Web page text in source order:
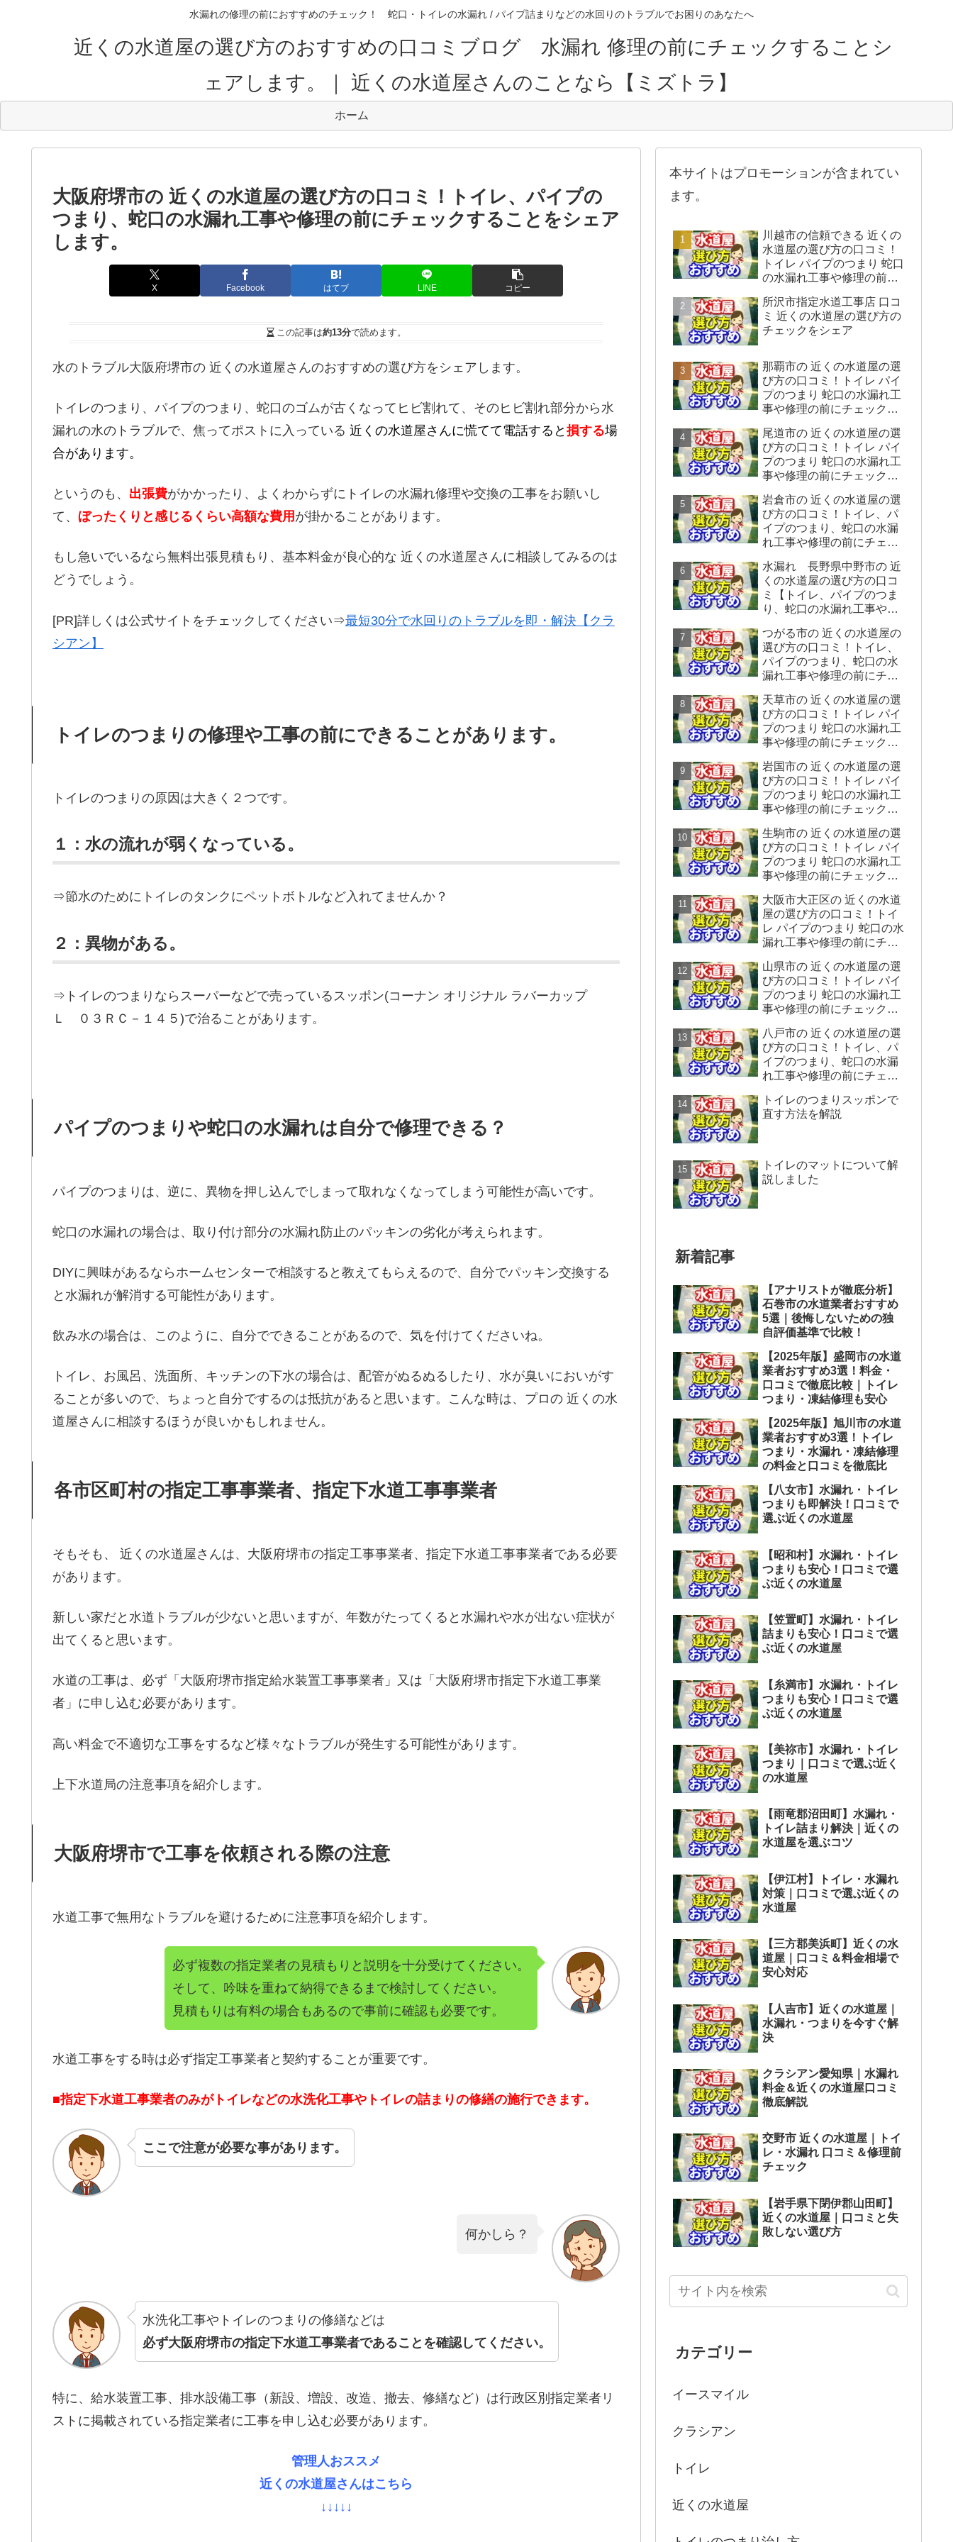
水漏れの修理の前におすすめのチェック！ 蛇口・トイレの水漏れ / パイプ詰まりなどの水回りのトラブルでお困りのあなたへ
近くの水道屋の選び方のおすすめの口コミブログ 水漏れ 修理の前にチェックすることシ
ェアします。｜ 近くの水道屋さんのことなら【ミズトラ】
ホーム
大阪府堺市の 近くの水道屋の選び方の口コミ！トイレ、パイプの
つまり、蛇口の水漏れ工事や修理の前にチェックすることをシェア
します。
X Facebook はてブ LINE コピー
この記事は約13分で読めます。
水のトラブル大阪府堺市の 近くの水道屋さんのおすすめの選び方をシェアします。
トイレのつまり、パイプのつまり、蛇口のゴムが古くなってヒビ割れて、そのヒビ割れ部分から水
漏れの水のトラブルで、焦ってポストに入っている 近くの水道屋さんに慌てて電話すると 損する場
合があります。
というのも、 出張費がかかったり、よくわからずにトイレの水漏れ修理や交換の工事をお願いし
て、 ぼったくりと感じるくらい高額な費用 が掛かることがあります。
もし急いでいるなら無料出張見積もり、基本料金が良心的な 近くの水道屋さんに相談してみるのは
どうでしょう。
[PR]詳しくは公式サイトをチェックしてください⇒最短30分で水回りのトラブルを即・解決【クラ
シアン】
トイレのつまりの修理や工事の前にできることがあります。
トイレのつまりの原因は大きく２つです。
１：水の流れが弱くなっている。
⇒節水のためにトイレのタンクにペットボトルなど入れてませんか？
２：異物がある。
⇒トイレのつまりならスーパーなどで売っているスッポン(コーナン オリジナル ラバーカップ
Ｌ ０３ＲＣ－１４５)で治ることがあります。
パイプのつまりや蛇口の水漏れは自分で修理できる？
パイプのつまりは、逆に、異物を押し込んでしまって取れなくなってしまう可能性が高いです。
蛇口の水漏れの場合は、取り付け部分の水漏れ防止のパッキンの劣化が考えられます。
DIYに興味があるならホームセンターで相談すると教えてもらえるので、自分でパッキン交換する
と水漏れが解消する可能性があります。
飲み水の場合は、このように、自分でできることがあるので、気を付けてくださいね。
トイレ、お風呂、洗面所、キッチンの下水の場合は、配管がぬるぬるしたり、水が臭いにおいがす
ることが多いので、ちょっと自分でするのは抵抗があると思います。こんな時は、プロの 近くの水
道屋さんに相談するほうが良いかもしれません。
各市区町村の指定工事事業者、指定下水道工事事業者
そもそも、 近くの水道屋さんは、大阪府堺市の指定工事事業者、指定下水道工事事業者である必要
があります。
新しい家だと水道トラブルが少ないと思いますが、年数がたってくると水漏れや水が出ない症状が
出てくると思います。
水道の工事は、必ず「大阪府堺市指定給水装置工事事業者」又は「大阪府堺市指定下水道工事業
者」に申し込む必要があります。
高い料金で不適切な工事をするなど様々なトラブルが発生する可能性があります。
上下水道局の注意事項を紹介します。
大阪府堺市で工事を依頼される際の注意
水道工事で無用なトラブルを避けるために注意事項を紹介します。
必ず複数の指定業者の見積もりと説明を十分受けてください。
そして、吟味を重ねて納得できるまで検討してください。
見積もりは有料の場合もあるので事前に確認も必要です。
水道工事をする時は必ず指定工事業者と契約することが重要です。
■指定下水道工事業者のみがトイレなどの水洗化工事やトイレの詰まりの修繕の施行できます。
ここで注意が必要な事があります。
何かしら？
水洗化工事やトイレのつまりの修繕などは
必ず大阪府堺市の指定下水道工事業者であることを確認してください。
特に、給水装置工事、排水設備工事（新設、増設、改造、撤去、修繕など）は行政区別指定業者リ
ストに掲載されている指定業者に工事を申し込む必要があります。
管理人おススメ
近くの水道屋さんはこちら
↓↓↓↓↓
本サイトはプロモーションが含まれてい
ます。
川越市の信頼できる 近くの
水道屋の選び方の口コミ！
トイレ パイプのつまり 蛇口
の水漏れ工事や修理の前に
します。
所沢市指定水道工事店 口コ
ミ 近くの水道屋の選び方の
チェックをシェア
那覇市の 近くの水道屋の選
び方の口コミ！トイレ パイ
プのつまり 蛇口の水漏れ工
事や修理の前にチェックす
尾道市の 近くの水道屋の選
び方の口コミ！トイレ パイ
プのつまり 蛇口の水漏れ工
事や修理の前にチェックす
岩倉市の 近くの水道屋の選
び方の口コミ！トイレ、パ
イプのつまり、蛇口の水漏
れ工事や修理の前にチェッ
す。
水漏れ 長野県中野市の 近
くの水道屋の選び方の口コ
ミ【トイレ、パイプのつま
り、蛇口の水漏れ工事や修
をシェアします】
つがる市の 近くの水道屋の
選び方の口コミ！トイレ、
パイプのつまり、蛇口の水
漏れ工事や修理の前にチェ
す。
天草市の 近くの水道屋の選
び方の口コミ！トイレ パイ
プのつまり 蛇口の水漏れ工
事や修理の前にチェックす
岩国市の 近くの水道屋の選
び方の口コミ！トイレ パイ
プのつまり 蛇口の水漏れ工
事や修理の前にチェックす
生駒市の 近くの水道屋の選
び方の口コミ！トイレ パイ
プのつまり 蛇口の水漏れ工
事や修理の前にチェックす
大阪市大正区の 近くの水道
屋の選び方の口コミ！トイ
レ パイプのつまり 蛇口の水
漏れ工事や修理の前にチェ
す。
山県市の 近くの水道屋の選
び方の口コミ！トイレ パイ
プのつまり 蛇口の水漏れ工
事や修理の前にチェックす
八戸市の 近くの水道屋の選
び方の口コミ！トイレ、パ
イプのつまり、蛇口の水漏
れ工事や修理の前にチェッ
す。
トイレのつまりスッポンで
直す方法を解説
トイレのマットについて解
説しました
新着記事
【アナリストが徹底分析】
石巻市の水道業者おすすめ
5選｜後悔しないための独
自評価基準で比較！
【2025年版】盛岡市の水道
業者おすすめ3選！料金・
口コミで徹底比較｜トイレ
つまり・凍結修理も安心
【2025年版】旭川市の水道
業者おすすめ3選！トイレ
つまり・水漏れ・凍結修理
の料金と口コミを徹底比
【八女市】水漏れ・トイレ
つまりも即解決！口コミで
選ぶ近くの水道屋
【昭和村】水漏れ・トイレ
つまりも安心！口コミで選
ぶ近くの水道屋
【笠置町】水漏れ・トイレ
詰まりも安心！口コミで選
ぶ近くの水道屋
【糸満市】水漏れ・トイレ
つまりも安心！口コミで選
ぶ近くの水道屋
【美祢市】水漏れ・トイレ
つまり｜口コミで選ぶ近く
の水道屋
【雨竜郡沼田町】水漏れ・
トイレ詰まり解決｜近くの
水道屋を選ぶコツ
【伊江村】トイレ・水漏れ
対策｜口コミで選ぶ近くの
水道屋
【三方郡美浜町】近くの水
道屋｜口コミ＆料金相場で
安心対応
【人吉市】近くの水道屋｜
水漏れ・つまりを今すぐ解
決
クラシアン愛知県｜水漏れ
料金＆近くの水道屋口コミ
徹底解説
交野市 近くの水道屋｜トイ
レ・水漏れ 口コミ＆修理前
チェック
【岩手県下閉伊郡山田町】
近くの水道屋｜口コミと失
敗しない選び方
カテゴリー
イースマイル
クラシアン
トイレ
近くの水道屋